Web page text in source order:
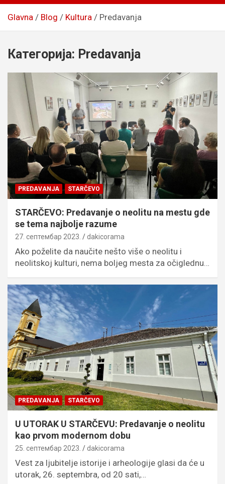
Glavna Blog Kultura Predavanja
Категорија: Predavanja
PREDAVANJA STARČEVO
STARČEVO: Predavanje o neolitu na mestu gde
se tema najbolje razume
27. септембар 2023. dakicorama
Ako poželite da naučite nešto više o neolitu i
neolitskoj kulturi, nema boljeg mesta za očiglednu…
PREDAVANJA STARČEVO
U UTORAK U STARČEVU: Predavanje o neolitu
kao prvom modernom dobu
25. септембар 2023. dakicorama
Vest za ljubitelje istorije i arheologije glasi da će u
utorak, 26. septembra, od 20 sati,…